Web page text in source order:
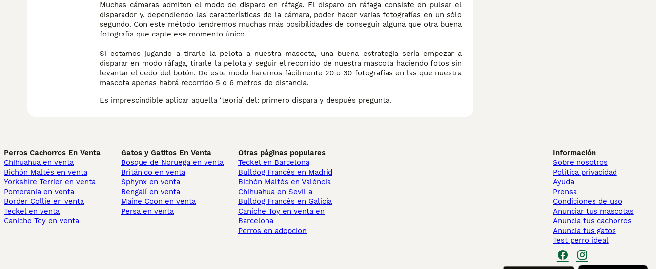
Muchas cámaras admiten el modo de disparo en ráfaga. El disparo en ráfaga consiste en pulsar el
disparador y, dependiendo las características de la cámara, poder hacer varias fotografías en un sólo
segundo. Con este método tendremos muchas más posibilidades de conseguir alguna que otra buena
fotografía que capte ese momento único.
Si estamos jugando a tirarle la pelota a nuestra mascota, una buena estrategia sería empezar a
disparar en modo ráfaga, tirarle la pelota y seguir el recorrido de nuestra mascota haciendo fotos sin
levantar el dedo del botón. De este modo haremos fácilmente 20 o 30 fotografías en las que nuestra
mascota apenas habrá recorrido 5 o 6 metros de distancia.
Es imprescindible aplicar aquella ‘teoría’ del: primero dispara y después pregunta.
Perros Cachorros En Venta
Chihuahua en venta
Bichón Maltés en venta
Yorkshire Terrier en venta
Pomerania en venta
Border Collie en venta
Teckel en venta
Caniche Toy en venta
Gatos y Gatitos En Venta
Bosque de Noruega en venta
Británico en venta
Sphynx en venta
Bengalí en venta
Maine Coon en venta
Persa en venta
Otras páginas populares
Teckel en Barcelona
Bulldog Francés en Madrid
Bichón Maltés en València
Chihuahua en Sevilla
Bulldog Francés en Galicia
Caniche Toy en venta en
Barcelona
Perros en adopcion
Información
Sobre nosotros
Politica privacidad
Ayuda
Prensa
Condiciones de uso
Anunciar tus mascotas
Anuncia tus cachorros
Anuncia tus gatos
Test perro ideal